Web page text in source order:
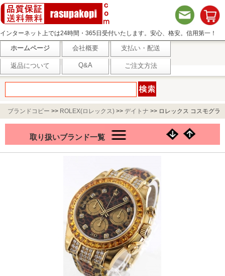
インターネット上では24時間・365日受付いたします。安心、格安。信用第一！
ホームページ 会社概要 支払い・配送
返品について Q&A ご注文方法
ブランドコピー >> ROLEX(ロレックス) >> デイトナ >> ロレックス コスモグラ
フ デイトナ Ref.116598 SACO YG金無垢 ダイヤ＆オレンジサファイヤ レザー
レオパード(レパード)
取り扱いブランド一覧